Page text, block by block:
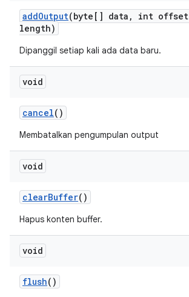
addOutput(byte[] data , int offset
length)
Dipanggil setiap kali ada data baru.
void
cancel()
Membatalkan pengumpulan output
void
clearBuffer()
Hapus konten buffer.
void
flush()